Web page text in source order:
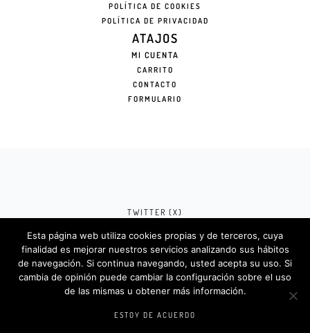
POLÍTICA DE COOKIES
POLÍTICA DE PRIVACIDAD
ATAJOS
MI CUENTA
CARRITO
CONTACTO
FORMULARIO
TWITTER (X)
FACEBOOK (META)
INSTAGRAM
Rotulosdecorativos.com © 2024. Diseño &
Codigos porCreatelo.com.es
Esta página web utiliza cookies propias y de terceros, cuya
finalidad es mejorar nuestros servicios analizando sus hábitos
de navegación. Si continua navegando, usted acepta su uso. Si
cambia de opinión puede cambiar la configuración sobre el uso
de las mismas u obtener más información.
ESTOY DE ACUERDO